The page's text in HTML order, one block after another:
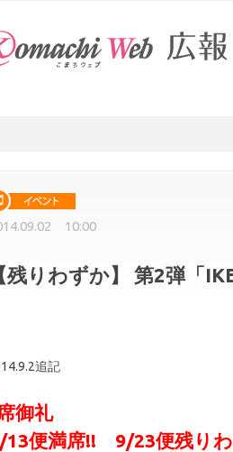
10:00
残りわずか】 第2弾「
追記
御礼
13便満席!! 9/23便残り